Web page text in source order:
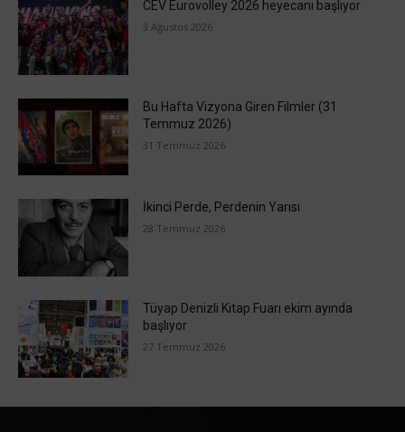
CEV Eurovolley 2026 heyecanı başlıyor
3 Ağustos 2026
Bu Hafta Vizyona Giren Filmler (31
Temmuz 2026)
31 Temmuz 2026
İkinci Perde, Perdenin Yarısı
28 Temmuz 2026
Tüyap Denizli Kitap Fuarı ekim ayında
başlıyor
27 Temmuz 2026